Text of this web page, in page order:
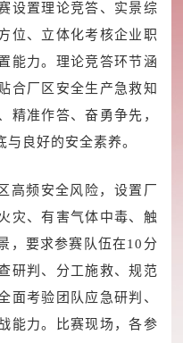
设置理论竞答、实景综
位、立体化考核企业职
能力。理论竞答环节涵
合厂区安全生产急救知
精准作答、奋勇争先，
良好的安全素养。
高频安全风险，设置厂
灾、有害气体中毒、触
，要求参赛队伍在10分
研判、分工施救、规范
面考验团队应急研判、
能力。比赛现场，各参